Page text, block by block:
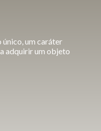
único, um caráter
adquirir um objeto